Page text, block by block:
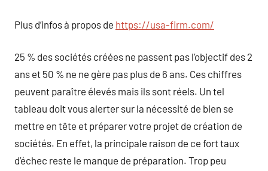
Plus d’infos à propos de https://usa-firm.com/
25 % des sociétés créées ne passent pas l’objectif des 2
ans et 50 % ne ne gère pas plus de 6 ans. Ces chiffres
peuvent paraître élevés mais ils sont réels. Un tel
tableau doit vous alerter sur la nécessité de bien se
mettre en tête et préparer votre projet de création de
sociétés. En effet, la principale raison de ce fort taux
d’échec reste le manque de préparation. Trop peu